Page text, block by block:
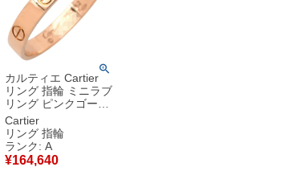
カルティエ Cartier
リング 指輪 ミニラブ
リング ピンクゴール
ド #62(JP22) スモー
ルモデル LOVE Ring
18K 750PG 21号
B4085200 【中古】
中古美品
Cartier
リング 指輪
ランク: A
¥164,640